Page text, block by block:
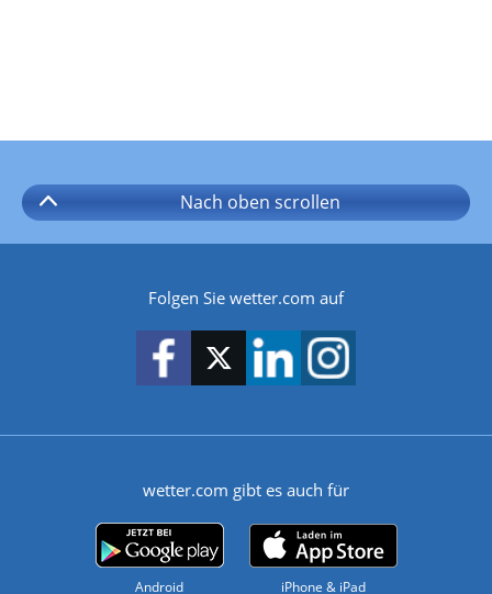
Nach oben scrollen
Folgen Sie wetter.com auf
wetter.com gibt es auch für
Android iPhone & iPad